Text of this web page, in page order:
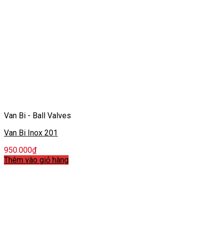
Van Bi - Ball Valves
Van Bi Inox 201
950.000₫
Thêm vào giỏ hàng